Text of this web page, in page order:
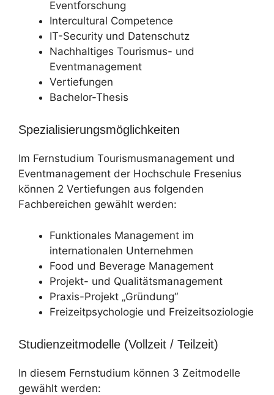
Eventforschung
Intercultural Competence
IT-Security und Datenschutz
Nachhaltiges Tourismus- und
Eventmanagement
Vertiefungen
Bachelor-Thesis
Spezialisierungsmöglichkeiten
Im Fernstudium Tourismusmanagement und
Eventmanagement der Hochschule Fresenius
können 2 Vertiefungen aus folgenden
Fachbereichen gewählt werden:
Funktionales Management im
internationalen Unternehmen
Food und Beverage Management
Projekt- und Qualitätsmanagement
Praxis-Projekt „Gründung“
Freizeitpsychologie und Freizeitsoziologie
Studienzeitmodelle (Vollzeit / Teilzeit)
In diesem Fernstudium können 3 Zeitmodelle
gewählt werden: